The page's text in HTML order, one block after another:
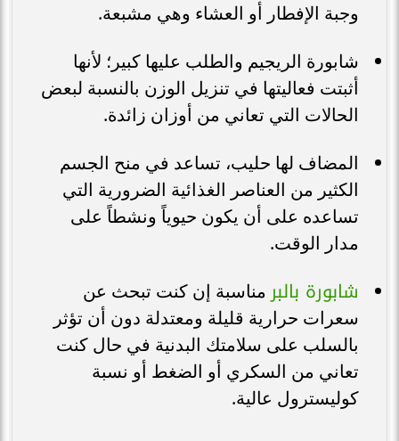
وجبة الإفطار أو العشاء وهي مشبعة.
شابورة الريجيم والطلب عليها كبير؛ لأنها
أثبتت فعاليتها في تنزيل الوزن بالنسبة لبعض
الحالات التي تعاني من أوزان زائدة.
المضاف لها حليب، تساعد في منح الجسم
الكثير من العناصر الغذائية الضرورية التي
تساعده على أن يكون حيوياً ونشطاً على
مدار الوقت.
شابورة بالبر مناسبة إن كنت تبحث عن
سعرات حرارية قليلة ومعتدلة دون أن تؤثر
بالسلب على سلامتك البدنية في حال كنت
تعاني من السكري أو الضغط أو نسبة
كوليسترول عالية.